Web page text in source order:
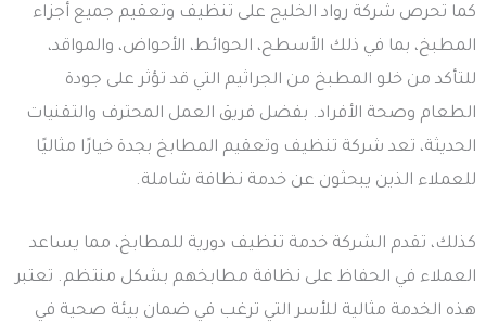
كما تحرص شركة رواد الخليج على تنظيف وتعقيم جميع أجزاء
المطبخ، بما في ذلك الأسطح، الحوائط، الأحواض، والمواقد،
للتأكد من خلو المطبخ من الجراثيم التي قد تؤثر على جودة
الطعام وصحة الأفراد. بفضل فريق العمل المحترف والتقنيات
الحديثة، تعد شركة تنظيف وتعقيم المطابخ بجدة خيارًا مثاليًا
للعملاء الذين يبحثون عن خدمة نظافة شاملة.
كذلك، تقدم الشركة خدمة تنظيف دورية للمطابخ، مما يساعد
العملاء في الحفاظ على نظافة مطابخهم بشكل منتظم. تعتبر
هذه الخدمة مثالية للأسر التي ترغب في ضمان بيئة صحية في